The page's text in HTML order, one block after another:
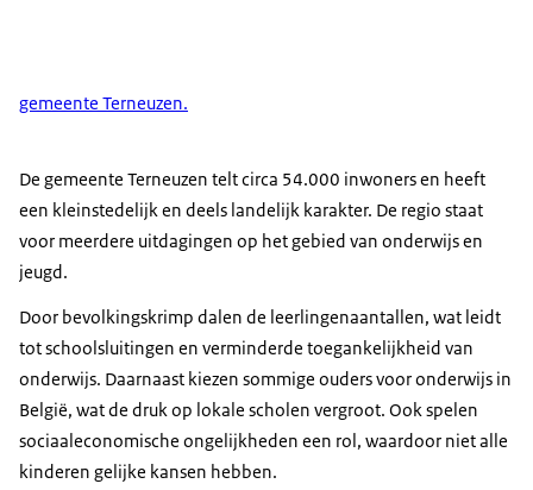
gemeente Terneuzen.
De gemeente Terneuzen telt circa 54.000 inwoners en heeft
een kleinstedelijk en deels landelijk karakter. De regio staat
voor meerdere uitdagingen op het gebied van onderwijs en
jeugd.
Door bevolkingskrimp dalen de leerlingenaantallen, wat leidt
tot schoolsluitingen en verminderde toegankelijkheid van
onderwijs. Daarnaast kiezen sommige ouders voor onderwijs in
België, wat de druk op lokale scholen vergroot. Ook spelen
sociaaleconomische ongelijkheden een rol, waardoor niet alle
kinderen gelijke kansen hebben.